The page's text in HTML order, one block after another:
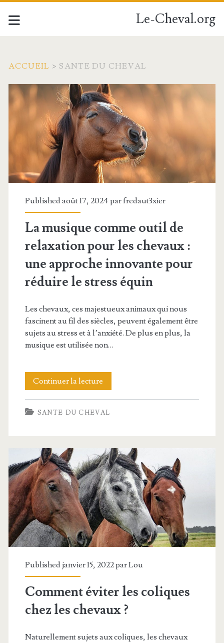
Le-Cheval.org
ACCUEIL >SANTE DU CHEVAL
Catégorie :
<span>sante
du
cheval</span>
Published août 17, 2024 parfredaut3xier
La musique comme outil de
relaxation pour les chevaux :
une approche innovante pour
réduire le stress équin
Les chevaux, ces majestueux animaux qui nous
fascinent au fil des siècles, peuvent également être
sujets au stress et à l’anxiété. De plus en plus, la
musique est utilisée non…
Continuer la lecture
musique
comme
de
relaxation
pour
les
chevaux
:
une
innovante
pour
réduire
SANTE DU CHEVAL
Published janvier 15, 2022 parLou
Comment éviter les coliques
chez les chevaux ?
Naturellement sujets aux coliques, les chevaux